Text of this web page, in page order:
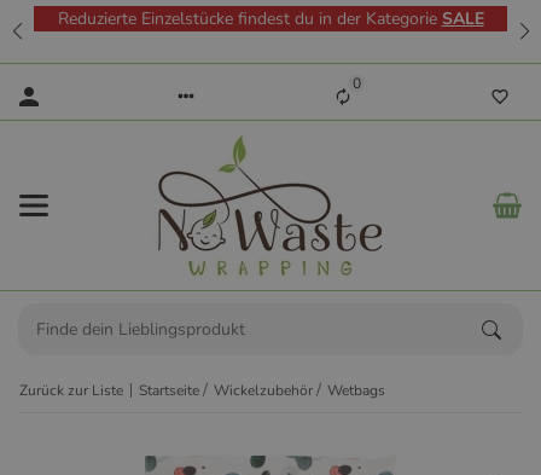
Reduzierte Einzelstücke findest du in der Kategorie SALE
0
Zurück zur Liste Startseite Wickelzubehör Wetbags